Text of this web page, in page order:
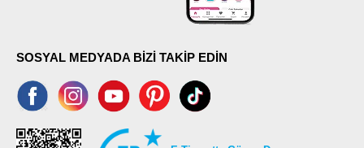
SOSYAL MEDYADA BİZİ TAKİP EDİN